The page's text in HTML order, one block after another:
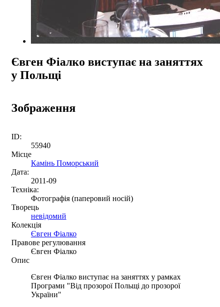
Євген Фіалко виступає на заняттях
у Польщі
Зображення
ID:
55940
Місце
Камінь Поморський
Дата:
2011-09
Техніка:
Фотографія (паперовий носій)
Творець
невідомий
Колекція
Євген Фіалко
Правове регулювання
Євген Фіалко
Опис
Євген Фіалко виступає на заняттях у рамках
Програми "Від прозорої Польщі до прозорої
України"